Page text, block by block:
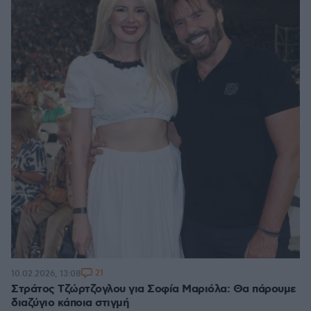
Στράτος Τζώρτζογλου για Σοφία Μαριόλα: Θα πάρουμε
διαζύγιο κάποια στιγμή
10.02.2026, 13:08 21